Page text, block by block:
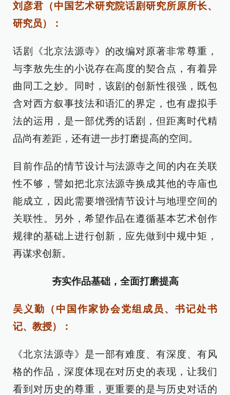
刘彦君（中国艺术研究院话剧研究所原所长、
研究员）：
话剧《北京法源寺》的改编对原著非常尊重，
与李敖先生的小说存在高度的契合点，有着异
曲同工之妙。同时，该剧的创新性很强，既包
含对西方叙事技法和语汇的界定，也有虚拟手
法的运用，是一部优秀的话剧，但距离时代精
品尚有差距，还有进一步打磨提高的空间。
目前作品的情节设计与法源寺之间的内在关联
性不够，譬如把北京法源寺换成其他的寺庙也
能成立，因此需要增强情节设计与地理空间的
关联性。另外，希望作品在遵循基本艺术创作
规律的基础上进行创新，应先做到中规中矩，
再谋求创新。
夯实作品基础，全面打磨提高
吴义勤（中国作家协会党组成员、书记处书
记、教授）：
《北京法源寺》是一部有难度、有深度、有风
格的作品，深度体现在对历史的表现，让我们
看到对历史的尊重，更重要的是与历史对话的